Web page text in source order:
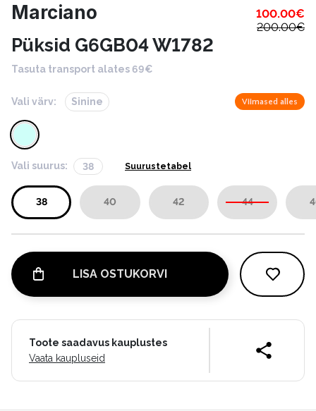
Marciano 100.00€
200.00€
Püksid G6GB04 W1782
Tasuta transport alates 69€
Vali värv: Sinine Viimased alles
Vali suurus: 38 Suurustetabel
38 40 42 44
LISA OSTUKORVI
Toote saadavus kauplustes
Vaata kaupluseid